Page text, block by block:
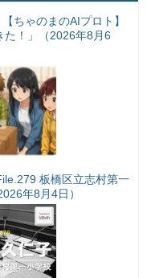
ちゃのまのAIプロト】
た！」（2026年8月6
板橋区立志村第一
年8月4日）